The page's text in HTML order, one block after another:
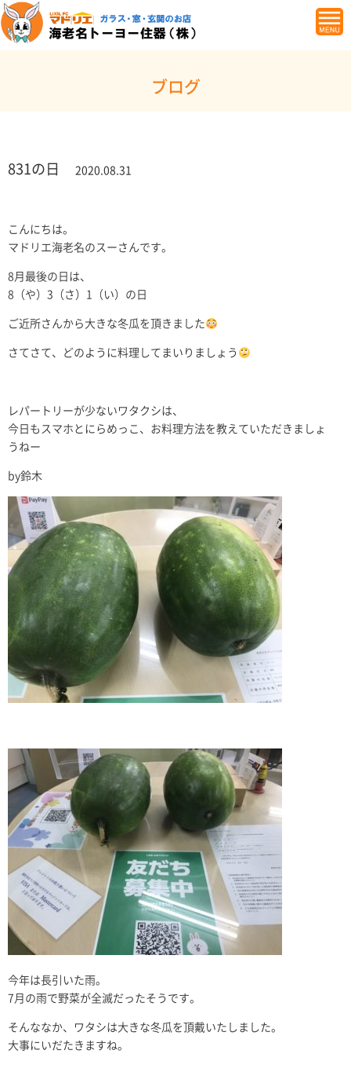
ブログ
831の日 2020.08.31
こんにちは。
マドリエ海老名のスーさんです。
8月最後の日は、
8（や）3（さ）1（い）の日
ご近所さんから大きな冬瓜を頂きました
さてさて、どのように料理してまいりましょう
レパートリーが少ないワタクシは、
今日もスマホとにらめっこ、お料理方法を教えていただきましょ
うねー
by鈴木
今年は長引いた雨。
7月の雨で野菜が全滅だったそうです。
そんななか、ワタシは大きな冬瓜を頂戴いたしました。
大事にいだたきますね。